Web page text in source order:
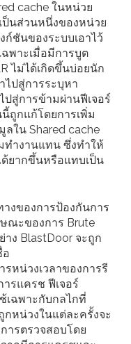
cache ในหน่วย
ป็นส่วนหนึ่งของหน่วย
ชันของระบบเอาไว้
ฉพาะเมื่อมีการบูต
ไม่ได้เกิดขึ้นบ่อยนัก
ไปสู่การระบุหา
ปสู่การข้ามผ่านฟีเจอร์
ถูกแก้โดยการเพิ่ม
ใน Shared cache
ทำงานแทน ซึ่งทำให้
ด้ยากขึ้นหรือแทบเป็น
งของการป้องกันการ
ณะของการ Brute
าง BlastDoor จะถูก
อ
หน่วงเวลาของการรี
รแครช ฟีเจอร์
เฉพาะกับกลไกที่
หน่วงในแต่ละครั้งจะ
ารตรวจสอบโดย